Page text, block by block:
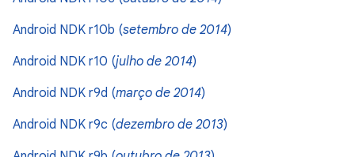
Android NDK r10b (setembro de 2014)
Android NDK r10 (julho de 2014)
Android NDK r9d (março de 2014)
Android NDK r9c (dezembro de 2013)